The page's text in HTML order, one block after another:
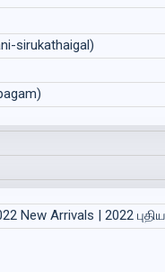
sirukathaigal)
New Arrivals | 2022